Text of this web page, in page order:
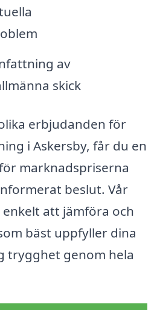
av
skick
erbjudanden för
i Askersby, får du en
marknadspriserna
beslut. Vår
att jämföra och
bäst uppfyller dina
trygghet genom hela